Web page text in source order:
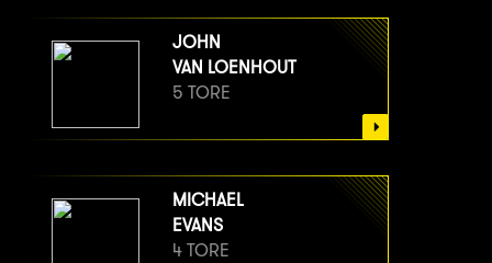
JOHN
VAN LOENHOUT
5 TORE
MICHAEL
EVANS
4 TORE